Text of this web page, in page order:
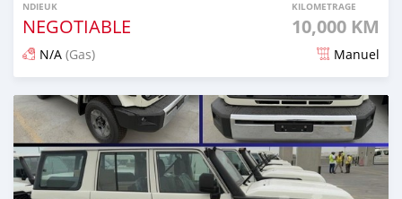
NDIEUK
NEGOTIABLE
KILOMETRAGE
10,000 KM
N/A (Gas) Manuel
Dougal na niou ko depuis 8 months